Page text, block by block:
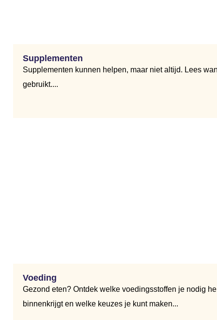
Supplementen
Supplementen kunnen helpen, maar niet altijd. Lees
gebruikt....
Voeding
Gezond eten? Ontdek welke voedingsstoffen je nodig
binnenkrijgt en welke keuzes je kunt maken...